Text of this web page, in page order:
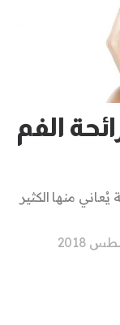
الفم
منها الكثير